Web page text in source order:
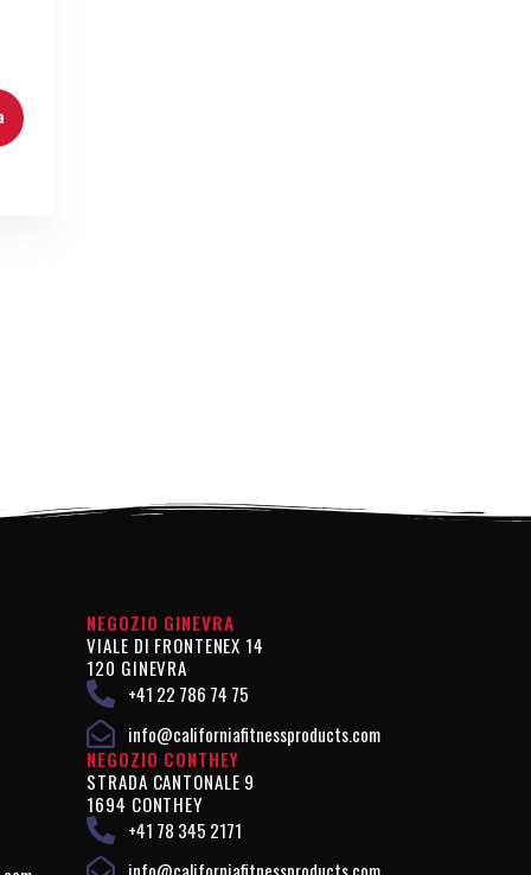
NEGOZIO GINEVRA
VIALE DI FRONTENEX 14
120 GINEVRA
+41 22 786 74 75
info@californiafitnessproducts.com
NEGOZIO CONTHEY
STRADA CANTONALE 9
1694 CONTHEY
+41 78 345 2171